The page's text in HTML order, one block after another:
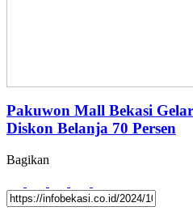
Pakuwon Mall Bekasi
Diskon Belanja 70 Persen
Bagikan